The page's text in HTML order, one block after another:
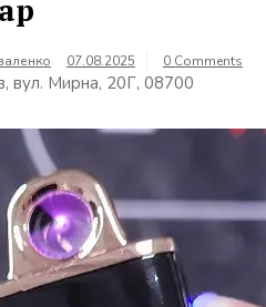
07.08.2025 0 Comments
вул. Мирна, 20Г, 08700